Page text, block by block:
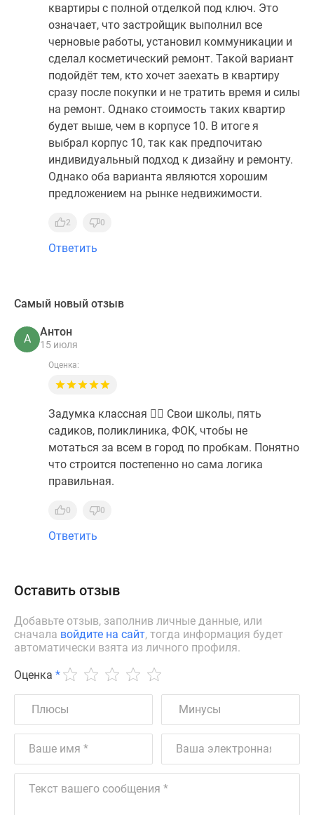
квартиры с полной отделкой под ключ. Это
означает, что застройщик выполнил все
черновые работы, установил коммуникации и
сделал косметический ремонт. Такой вариант
подойдёт тем, кто хочет заехать в квартиру
сразу после покупки и не тратить время и силы
на ремонт. Однако стоимость таких квартир
будет выше, чем в корпусе 10. В итоге я
выбрал корпус 10, так как предпочитаю
индивидуальный подход к дизайну и ремонту.
Однако оба варианта являются хорошим
предложением на рынке недвижимости.
2 0
Ответить
Самый новый отзыв
А
Антон
15 июля
Оценка:
Задумка классная 👍🏻 Свои школы, пять
садиков, поликлиника, ФОК, чтобы не
мотаться за всем в город по пробкам. Понятно
что строится постепенно но сама логика
правильная.
0 0
Ответить
Оставить отзыв
Добавьте отзыв, заполнив личные данные, или
сначала войдите на сайт, тогда информация будет
автоматически взята из личного профиля.
Оценка *